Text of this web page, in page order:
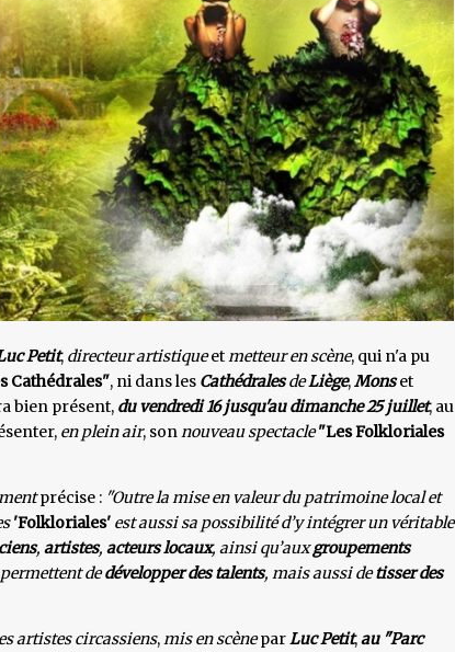
Petit, directeur artistiqueetmetteur en scène, qui n'a pu
Cathédrales", ni dans les CathédralesdeLiège,Monset
bien présent, du vendredi 16 jusqu'au dimanche 25 juillet, au
en plein air, sonnouveau spectacle"Les Folkloriales
précise : "Outre la mise en valeur du patrimoine local et
'Folkloriales' est aussi sa possibilité d’y intégrer un véritable
, artistes, acteurs locaux, ainsi qu’auxgroupements
dedévelopper des talents, mais aussi detisser des
artistes circassiens,mis en scèneparLuc Petit,au "Parc